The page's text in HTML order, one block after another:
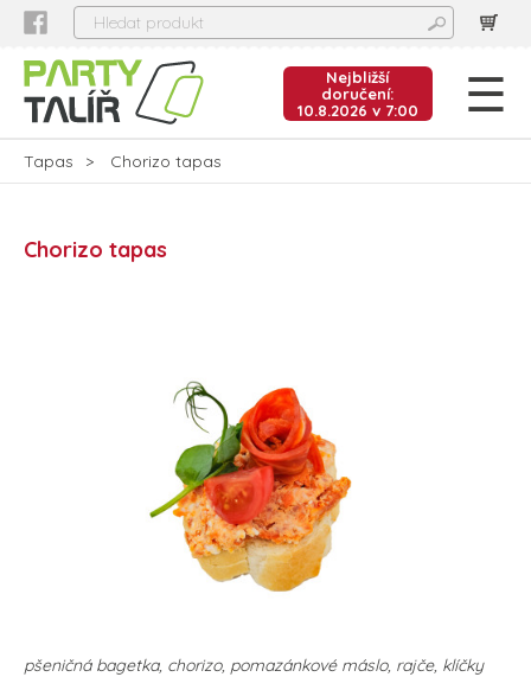
Nejbližší
doručení:
10.8.2026 v 7:00
Tapas Chorizo tapas
Chorizo tapas
pšeničná bagetka, chorizo, pomazánkové máslo, rajče, klíčky